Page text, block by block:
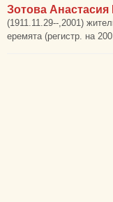
Зотова
(1911.11.29--,2001)
еремята (регистр. на